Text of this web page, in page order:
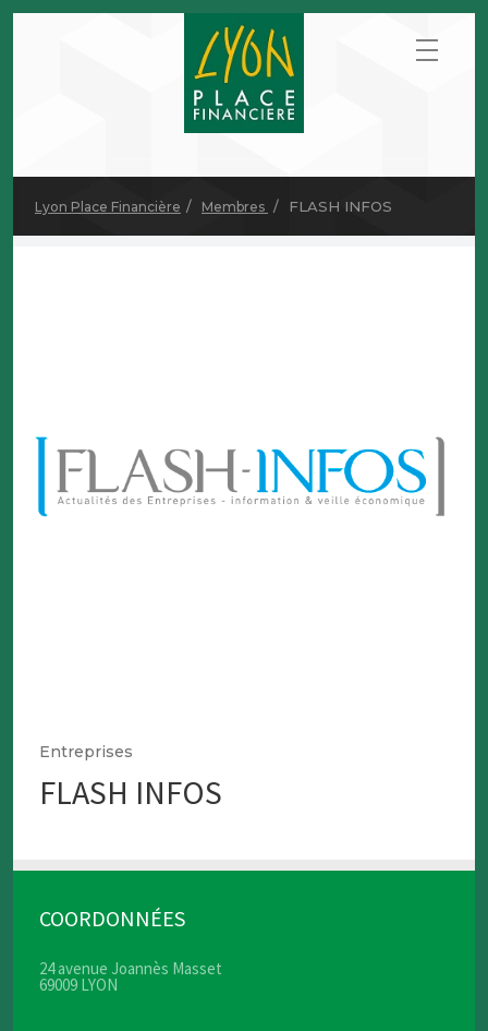
Lyon Place Financière Membres FLASH INFOS
Entreprises
FLASH INFOS
COORDONNÉES
24 avenue Joannès Masset
69009 LYON